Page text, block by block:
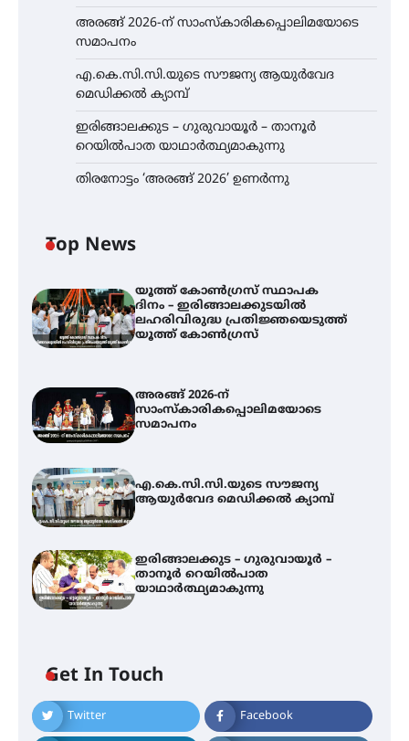
അരങ്ങ് 2026-ന് സാംസ്കാരികപ്പൊലിമയോടെ
സമാപനം
എ.കെ.സി.സി.യുടെ സൗജന്യ ആയുർവേദ
മെഡിക്കൽ ക്യാമ്പ്
ഇരിങ്ങാലക്കുട – ഗുരുവായൂർ – താനൂർ
റെയിൽപാത യാഥാർത്ഥ്യമാകുന്നു
തിരനോട്ടം ‘അരങ്ങ് 2026’ ഉണർന്നു
Top News
യൂത്ത് കോൺഗ്രസ്‌ സ്ഥാപക
ദിനം – ഇരിങ്ങാലക്കുടയിൽ
ലഹരിവിരുദ്ധ പ്രതിജ്ഞയെടുത്ത്
യൂത്ത് കോൺഗ്രസ്
അരങ്ങ് 2026-ന്
സാംസ്കാരികപ്പൊലിമയോടെ
സമാപനം
എ.കെ.സി.സി.യുടെ സൗജന്യ
ആയുർവേദ മെഡിക്കൽ ക്യാമ്പ്
ഇരിങ്ങാലക്കുട – ഗുരുവായൂർ –
താനൂർ റെയിൽപാത
യാഥാർത്ഥ്യമാകുന്നു
Get In Touch
Twitter
Facebook
അരങ്ങ് 2026-ന്